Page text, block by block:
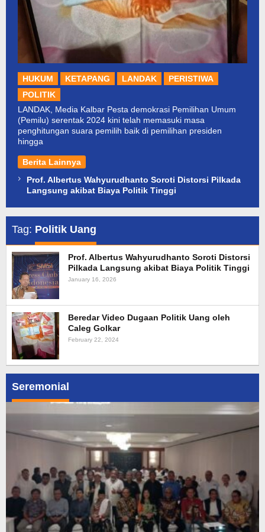
HUKUM KETAPANG LANDAK
PERISTIWA
POLITIK
LANDAK, Media Kalbar Pesta demokrasi Pemilihan Umum
(Pemilu) serentak 2024 kini telah memasuki masa
penghitungan suara pemilih baik di pemilihan presiden
hingga
Berita Lainnya
Prof. Albertus Wahyurudhanto Soroti Distorsi Pilkada
Langsung akibat Biaya Politik Tinggi
Seremonial
Tag: Politik Uang
Prof. Albertus Wahyurudhanto Soroti Distorsi
Pilkada Langsung akibat Biaya Politik Tinggi
January 16, 2026
Beredar Video Dugaan Politik Uang oleh
Caleg Golkar
February 22, 2024